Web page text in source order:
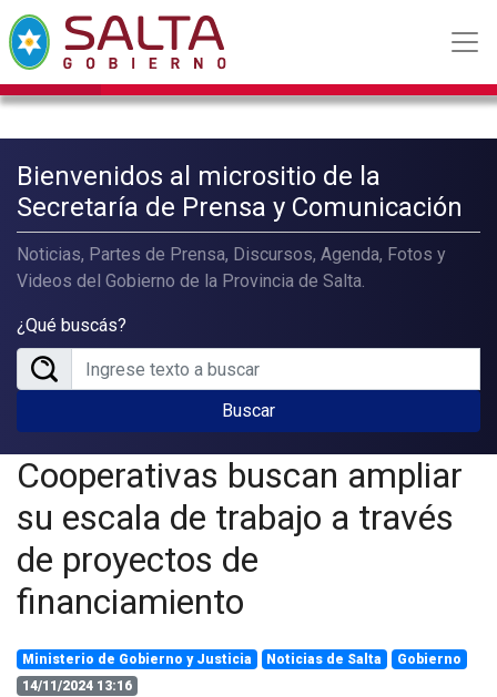
Bienvenidos al micrositio de la
Secretaría de Prensa y Comunicación
Noticias, Partes de Prensa, Discursos, Agenda, Fotos y
Videos del Gobierno de la Provincia de Salta.
¿Qué buscás?
Buscar
Cooperativas buscan ampliar
su escala de trabajo a través
de proyectos de
financiamiento
Ministerio de Gobierno y Justicia Noticias de Salta
Gobierno
14/11/2024 13:16